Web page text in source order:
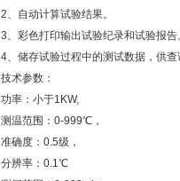
2、自动计算试验结果。
3、彩色打印输出试验纪录和试验报告
4、储存试验过程中的测试数据，供查
技术参数：
功率：小于1KW,
测温范围：0-999℃，
准确度：0.5级，
分辨率：0.1℃